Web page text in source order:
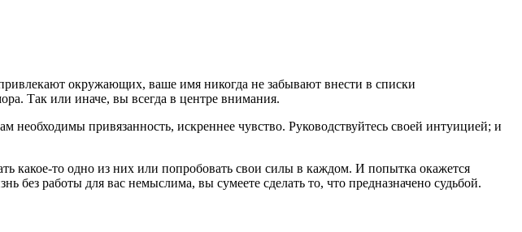
окружающих, ваше имя никогда не забывают внести в списки
Так или иначе, вы всегда в центре внимания.
привязанность, искреннее чувство. Руководствуйтесь своей интуицией; и
какое-то одно из них или попробовать свои силы в каждом. И попытка окажется
работы для вас немыслима, вы сумеете сделать то, что предназначено судьбой.